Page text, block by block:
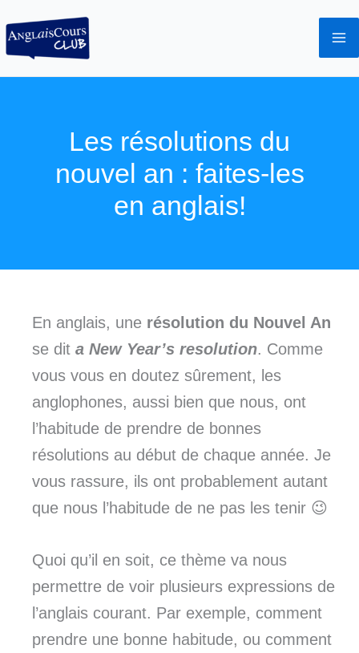
au
contenu
Les résolutions du
nouvel an : faites-les
en anglais!
En anglais, une résolution du Nouvel An
se dit a New Year’s resolution. Comme
vous vous en doutez sûrement, les
anglophones, aussi bien que nous, ont
l’habitude de prendre de bonnes
résolutions au début de chaque année. Je
vous rassure, ils ont probablement autant
que nous l’habitude de ne pas les tenir 😉
Quoi qu’il en soit, ce thème va nous
permettre de voir plusieurs expressions de
l’anglais courant. Par exemple, comment
prendre une bonne habitude, ou comment